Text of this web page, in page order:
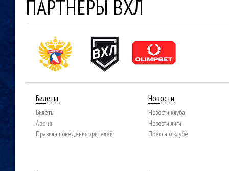
ПАРТНЕРЫ ВХЛ
Билеты
Билеты
Арена
Правила поведения зрителей
Новости
Новости клуба
Новости лиги
Пресса о клубе